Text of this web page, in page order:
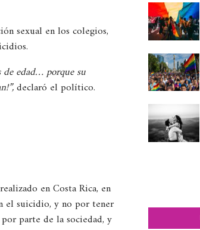
sexual en los colegios,
de edad… porque su
declaró el político.
en Costa Rica, en
el suicidio, y no por tener
parte de la sociedad, y